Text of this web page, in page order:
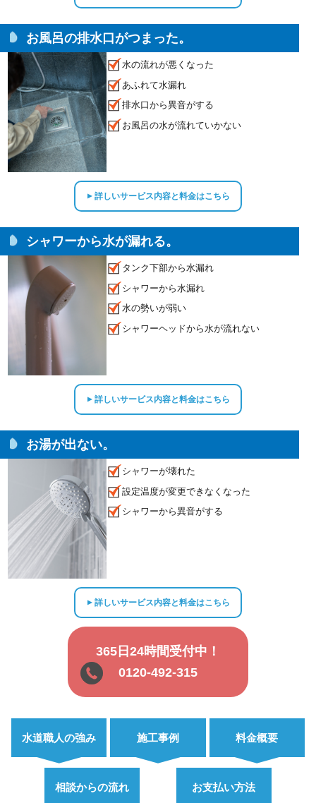
お風呂の排水口がつまった。
水の流れが悪くなった
あふれて水漏れ
排水口から異音がする
お風呂の水が流れていかない
▲詳しいサービス内容と料金はこちら
シャワーから水が漏れる。
タンク下部から水漏れ
シャワーから水漏れ
水の勢いが弱い
シャワーヘッドから水が流れない
▲詳しいサービス内容と料金はこちら
お湯が出ない。
シャワーが壊れた
設定温度が変更できなくなった
シャワーから異音がする
▲詳しいサービス内容と料金はこちら
365日24時間受付中！
0120-492-315
水道職人の強み 施工事例 料金概要
相談からの流れ お支払い方法